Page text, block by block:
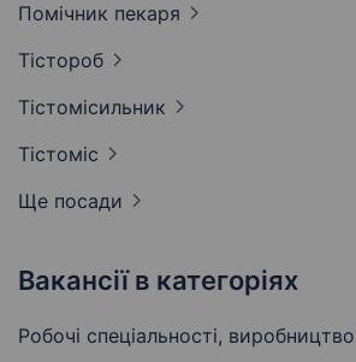
Помічник пекаря
Тістороб
Тістомісильник
Тістоміс
Ще посади
Вакансії в категоріях
Робочі спеціальності, виробництво